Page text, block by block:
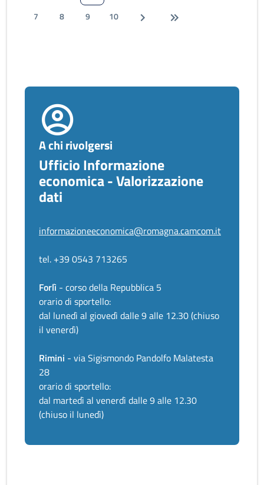
7
8 9 10
A chi rivolgersi
Ufficio Informazione
economica - Valorizzazione
dati
informazioneeconomica@romagna.camcom.it
tel. +39 0543 713265
Forlì - corso della Repubblica 5
orario di sportello:
dal lunedì al giovedì dalle 9 alle 12.30 (chiuso
il venerdì)
Rimini - via Sigismondo Pandolfo Malatesta
28
orario di sportello:
dal martedì al venerdì dalle 9 alle 12.30
(chiuso il lunedì)